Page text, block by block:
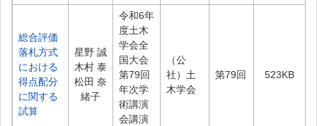
総合評価
落札方式
における
得点配分
に関する
試算
星野 誠
木村 泰
松田 奈
緒子
令和6年
度土木
学会全
国大会
第79回
年次学
術講演
会講演
（公
社）土
木学会
第79回 523KB